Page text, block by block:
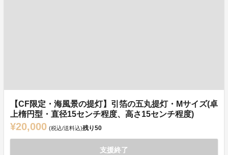
【CF限定・海風景の提灯】引箔の五丸提灯・Mサイズ(卓
上楕円型・直径15センチ程度、高さ15センチ程度)
¥20,000 (税込/送料込)残り50
支援終了